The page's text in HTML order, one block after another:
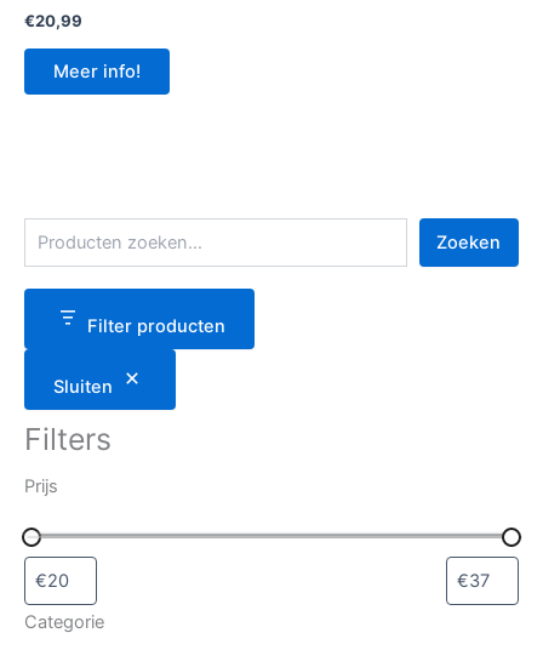
€20,99
Meer info!
n
Zoeken
Filter producten
Sluiten
Filters
Prijs
Categorie